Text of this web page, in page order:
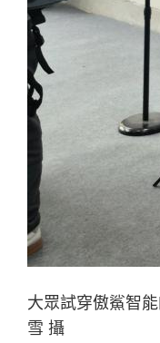
大眾試穿傲鯊智
雪 攝